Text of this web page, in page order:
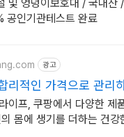
및 엉덩이보호대 / 국내산 /
공인기관테스트 완료
광고
리적인 가격으로 관리
이프, 쿠팡에서 다양한 제
몸에 생기를 더하는 건강